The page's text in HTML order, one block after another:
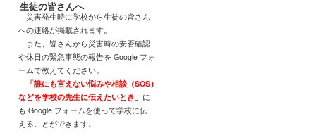
生徒の皆さんへ
災害発生時に学校から生徒の皆さん
への連絡が掲載されます。
また、皆さんから災害時の安否確認
や休日の緊急事態の報告を Google フォ
ームで教えてください。
「誰にも言えない悩みや相談（SOS）
などを学校の先生に伝えたいとき」 に
も Google フォームを使って学校に伝
えることができます。